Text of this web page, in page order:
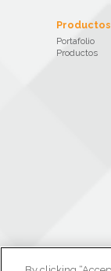
Productos
Portafolio
Productos